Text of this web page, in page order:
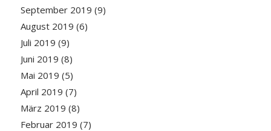
September 2019 (9)
August 2019 (6)
Juli 2019 (9)
Juni 2019 (8)
Mai 2019 (5)
April 2019 (7)
März 2019 (8)
Februar 2019 (7)